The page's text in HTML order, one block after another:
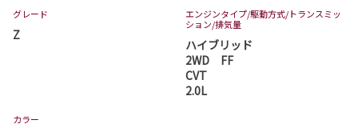
グレード
Z
エンジンタイプ/駆動方式/トランスミッ
ション/排気量
ハイブリッド
2WD FF
CVT
2.0L
カラー